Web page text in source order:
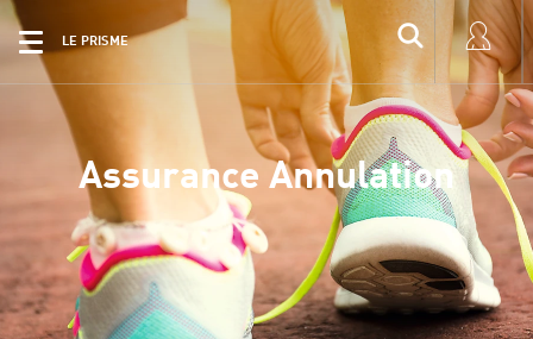
LE PRISME
Assurance Annulation